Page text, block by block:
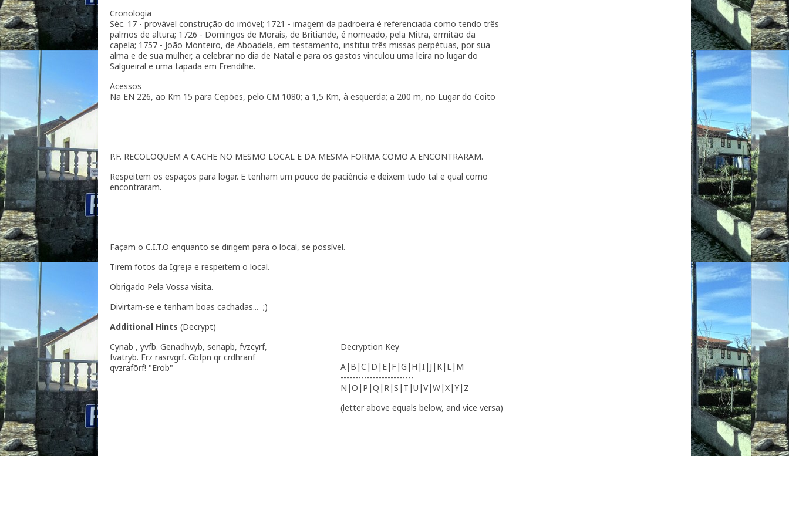
Cronologia
Séc. 17 - provável construção do imóvel; 1721 - imagem da padroeira é referenciada como tendo três
palmos de altura; 1726 - Domingos de Morais, de Britiande, é nomeado, pela Mitra, ermitão da
capela; 1757 - João Monteiro, de Aboadela, em testamento, institui três missas perpétuas, por sua
alma e de sua mulher, a celebrar no dia de Natal e para os gastos vinculou uma leira no lugar do
Salgueiral e uma tapada em Frendilhe.
Acessos
Na EN 226, ao Km 15 para Cepões, pelo CM 1080; a 1,5 Km, à esquerda; a 200 m, no Lugar do Coito
P.F. RECOLOQUEM A CACHE NO MESMO LOCAL E DA MESMA FORMA COMO A ENCONTRARAM.
Respeitem os espaços para logar. E tenham um pouco de paciência e deixem tudo tal e qual como
encontraram.
Façam o C.I.T.O enquanto se dirigem para o local, se possível.
Tirem fotos da Igreja e respeitem o local.
Obrigado Pela Vossa visita.
Divirtam-se e tenham boas cachadas... ;)
Additional Hints (Decrypt)
Cynab , yvfb. Genadhvyb, senapb, fvzcyrf,
fvatryb. Frz rasrvgrf. Gbfpn qr crdhranf
qvzrafõrf! "Erob"
Decryption Key
A|B|C|D|E|F|G|H|I|J|K|L|M
-------------------------
N|O|P|Q|R|S|T|U|V|W|X|Y|Z
(letter above equals below, and vice versa)